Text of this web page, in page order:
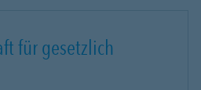
für gesetzlich